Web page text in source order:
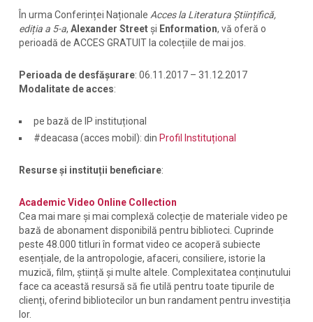
În urma Conferinței Naționale Acces la Literatura Științifică,
ediția a 5-a, Alexander Streetși Enformation, vă oferă o
perioadă de ACCES GRATUIT la colecțiile de mai jos.
Perioada de desfășurare: 06.11.2017 – 31.12.2017
Modalitate de acces:
pe bază de IP instituțional
#deacasa (acces mobil): din Profil Instituțional
Resurse și instituții beneficiare:
Academic Video Online Collection
Cea mai mare și mai complexă colecție de materiale video pe
bază de abonament disponibilă pentru biblioteci. Cuprinde
peste 48.000 titluri în format video ce acoperă subiecte
esențiale, de la antropologie, afaceri, consiliere, istorie la
muzică, film, știință și multe altele. Complexitatea conținutului
face ca această resursă să fie utilă pentru toate tipurile de
clienți, oferind bibliotecilor un bun randament pentru investiția
lor.